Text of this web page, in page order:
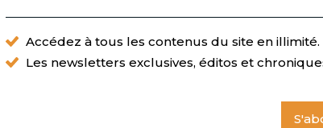
Accédez à tous les contenus du site en illimité.
Les newsletters exclusives, éditos et